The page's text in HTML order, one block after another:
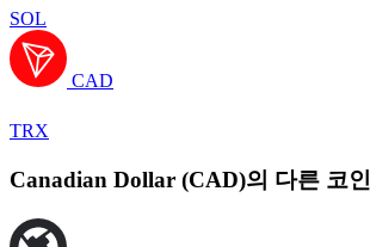
SOL
CAD
TRX
Canadian Dollar (CAD)의 다른 코인